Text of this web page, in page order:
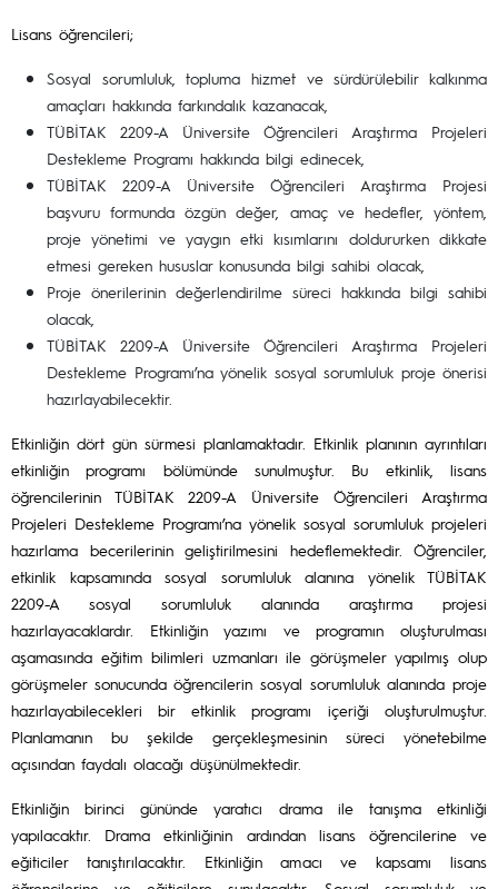
Lisans öğrencileri;
Sosyal sorumluluk, topluma hizmet ve sürdürülebilir kalkınma
amaçları hakkında farkındalık kazanacak,
TÜBİTAK 2209-A Üniversite Öğrencileri Araştırma Projeleri
Destekleme Programı hakkında bilgi edinecek,
TÜBİTAK 2209-A Üniversite Öğrencileri Araştırma Projesi
başvuru formunda özgün değer, amaç ve hedefler, yöntem,
proje yönetimi ve yaygın etki kısımlarını doldururken dikkate
etmesi gereken hususlar konusunda bilgi sahibi olacak,
Proje önerilerinin değerlendirilme süreci hakkında bilgi sahibi
olacak,
TÜBİTAK 2209-A Üniversite Öğrencileri Araştırma Projeleri
Destekleme Programı’na yönelik sosyal sorumluluk proje önerisi
hazırlayabilecektir.
Etkinliğin dört gün sürmesi planlamaktadır. Etkinlik planının ayrıntıları
etkinliğin programı bölümünde sunulmuştur. Bu etkinlik, lisans
öğrencilerinin TÜBİTAK 2209-A Üniversite Öğrencileri Araştırma
Projeleri Destekleme Programı’na yönelik sosyal sorumluluk projeleri
hazırlama becerilerinin geliştirilmesini hedeflemektedir. Öğrenciler,
etkinlik kapsamında sosyal sorumluluk alanına yönelik TÜBİTAK
2209-A sosyal sorumluluk alanında araştırma projesi
hazırlayacaklardır. Etkinliğin yazımı ve programın oluşturulması
aşamasında eğitim bilimleri uzmanları ile görüşmeler yapılmış olup
görüşmeler sonucunda öğrencilerin sosyal sorumluluk alanında proje
hazırlayabilecekleri bir etkinlik programı içeriği oluşturulmuştur.
Planlamanın bu şekilde gerçekleşmesinin süreci yönetebilme
açısından faydalı olacağı düşünülmektedir.
Etkinliğin birinci gününde yaratıcı drama ile tanışma etkinliği
yapılacaktır. Drama etkinliğinin ardından lisans öğrencilerine ve
eğiticiler tanıştırılacaktır. Etkinliğin amacı ve kapsamı lisans